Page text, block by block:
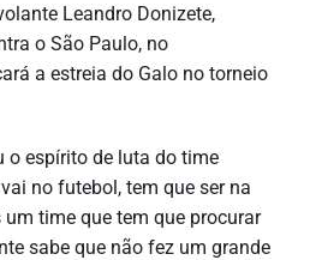
Leandro Donizete,
o São Paulo, no
a estreia do Galo no torneio
o espírito de luta do time
no futebol, tem que ser na
time que tem que procurar
sabe que não fez um grande